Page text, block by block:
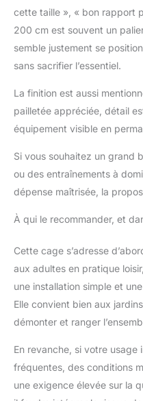
cette taille », « bon rapport
200 cm est souvent un
semble justement se
sans sacrifier l’essentiel.
La finition est aussi
pailletée appréciée, détail
équipement visible en
Si vous souhaitez un grand
ou des entraînements à
dépense maîtrisée, la
À qui le recommander, et
Cette cage s’adresse
aux adultes en pratique
une installation simple et
Elle convient bien aux
démonter et ranger
En revanche, si votre usage
fréquentes, des conditions
une exigence élevée sur la